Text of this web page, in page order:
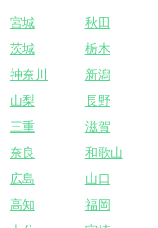
宮城
秋田
茨城
栃木
神奈川
新潟
山梨
長野
三重
滋賀
奈良
和歌山
広島
山口
高知
福岡